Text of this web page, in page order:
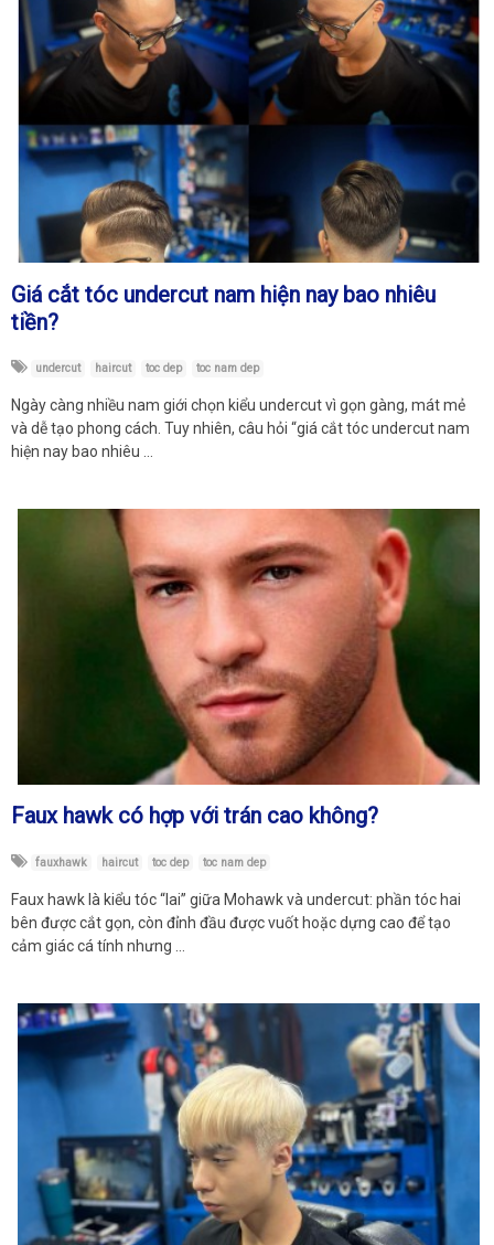
Giá cắt tóc undercut nam hiện nay bao nhiêu
tiền?
undercut haircut toc dep toc nam dep
Ngày càng nhiều nam giới chọn kiểu undercut vì gọn gàng, mát mẻ
và dễ tạo phong cách. Tuy nhiên, câu hỏi “giá cắt tóc undercut nam
hiện nay bao nhiêu …
Faux hawk có hợp với trán cao không?
fauxhawk haircut toc dep toc nam dep
Faux hawk là kiểu tóc “lai” giữa Mohawk và undercut: phần tóc hai
bên được cắt gọn, còn đỉnh đầu được vuốt hoặc dựng cao để tạo
cảm giác cá tính nhưng …